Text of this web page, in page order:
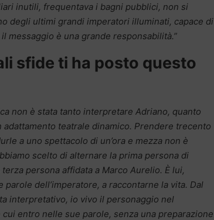
inutili, frequentava i bagni pubblici, non si
degli ultimi grandi imperatori illuminati, capace di
messaggio è una grande responsabilità.”
sfide ti ha posto questo
non è stata tanto interpretare Adriano, quanto
adattamento teatrale dinamico. Prendere trecento
a uno spettacolo di un’ora e mezza non è
scelto di alternare la prima persona di
persona affidata a Marco Aurelio. È lui,
parole dell’imperatore, a raccontarne la vita. Dal
interpretativo, io vivo il personaggio nel
cui entro nelle sue parole, senza una preparazione